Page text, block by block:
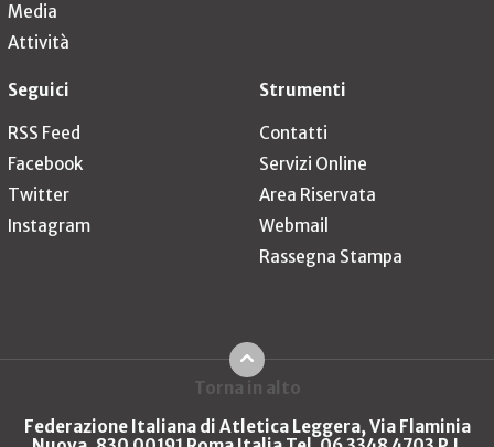
Media
Attività
Seguici
RSS Feed
Facebook
Twitter
Instagram
Strumenti
Contatti
Servizi Online
Area Riservata
Webmail
Rassegna Stampa
Torna in alto
Federazione Italiana di Atletica Leggera, Via Flaminia